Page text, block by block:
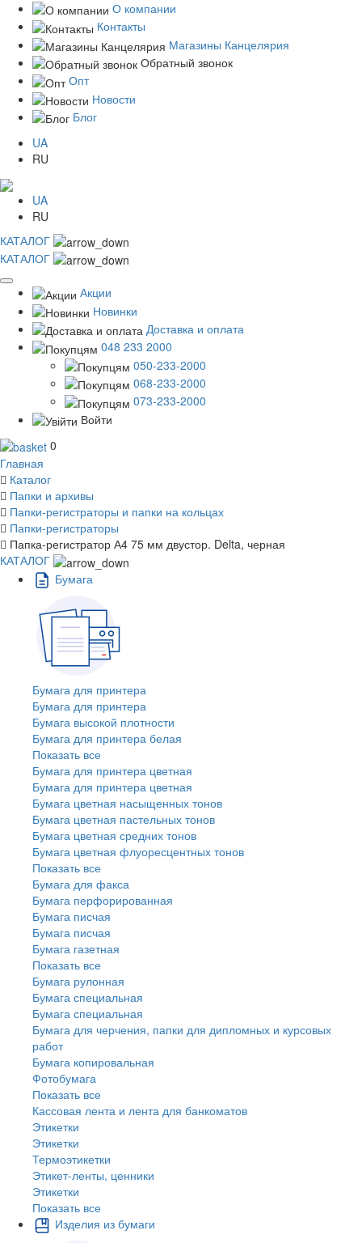
О компании
Контакты
Магазины Канцелярия
Обратный звонок
Опт
Новости
Блог
UA
RU
UA
RU
КАТАЛОГ
КАТАЛОГ
Акции
Новинки
Доставка и оплата
048 233 2000
050-233-2000
068-233-2000
073-233-2000
Войти
0
Главная
Каталог
Папки и архивы
Папки-регистраторы и папки на кольцах
Папки-регистраторы
Папка-регистратор А4 75 мм двустор. Delta, черная
КАТАЛОГ
Бумага
Бумага для принтера
Бумага для принтера
Бумага высокой плотности
Бумага для принтера белая
Показать все
Бумага для принтера цветная
Бумага для принтера цветная
Бумага цветная насыщенных тонов
Бумага цветная пастельных тонов
Бумага цветная средних тонов
Бумага цветная флуоресцентных тонов
Показать все
Бумага для факса
Бумага перфорированная
Бумага писчая
Бумага писчая
Бумага газетная
Показать все
Бумага рулонная
Бумага специальная
Бумага специальная
Бумага для черчения, папки для дипломных и курсовых
работ
Бумага копировальная
Фотобумага
Показать все
Кассовая лента и лента для банкоматов
Этикетки
Этикетки
Термоэтикетки
Этикет-ленты, ценники
Этикетки
Показать все
Изделия из бумаги